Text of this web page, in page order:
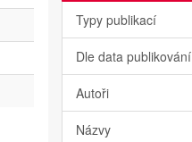
Typy publikací
Dle data publikování
Autoři
Názvy